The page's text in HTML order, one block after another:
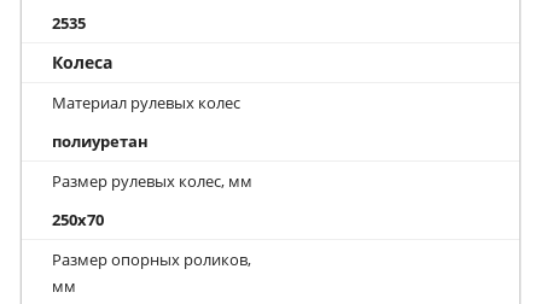
2535
Колеса
Материал рулевых колес
полиуретан
Размер рулевых колес, мм
250x70
Размер опорных роликов,
мм